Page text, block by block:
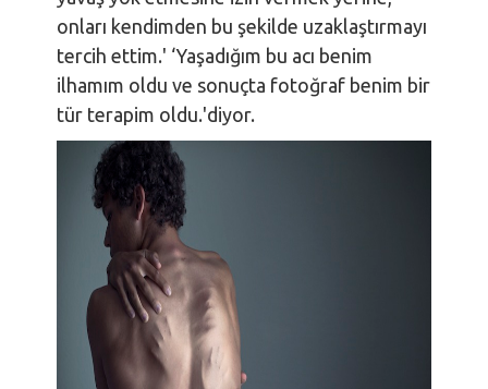
onları kendimden bu şekilde uzaklaştırmayı
tercih ettim.' ‘Yaşadığım bu acı benim
ilhamım oldu ve sonuçta fotoğraf benim bir
tür terapim oldu.'diyor.